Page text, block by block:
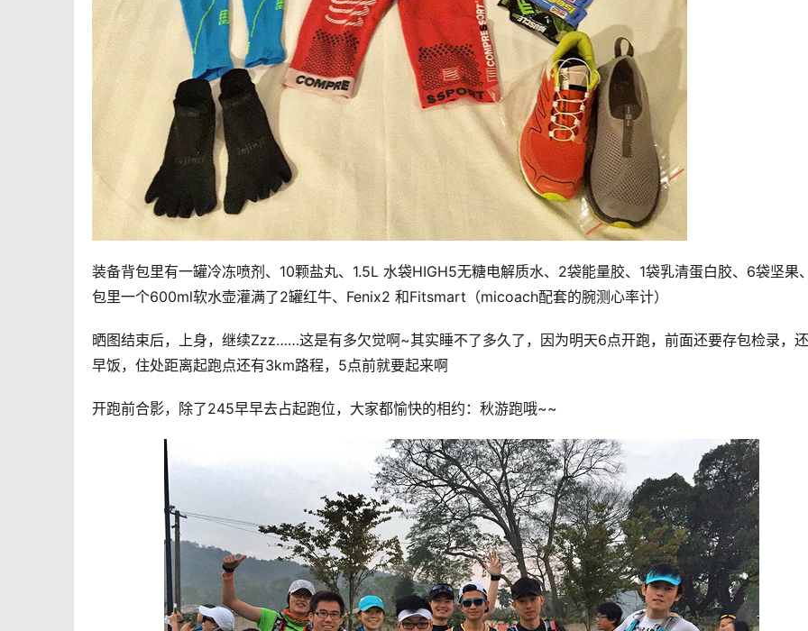
装备背包里有一罐冷冻喷剂、10颗盐丸、1.5L 水袋HIGH5无糖电解质水、2袋能量胶、1袋乳清蛋白胶、6袋坚果
包里一个600ml软水壶灌满了2罐红牛、Fenix2 和Fitsmart（micoach配套的腕测心率计）
晒图结束后，上身，继续Zzz……这是有多欠觉啊~其实睡不了多久了，因为明天6点开跑，前面还要存包检录，
早饭，住处距离起跑点还有3km路程，5点前就要起来啊
开跑前合影，除了245早早去占起跑位，大家都愉快的相约：秋游跑哦~~